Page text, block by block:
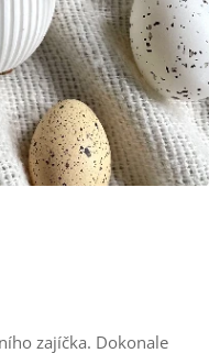
zajíčka. Dokonale